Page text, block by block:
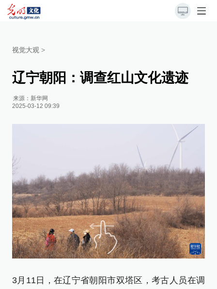
视觉大观 >
辽宁朝阳：调查红山文化遗迹
来源： 新华网
2025-03-12 09:39
3月11日，在辽宁省朝阳市双塔区，考古人员在调